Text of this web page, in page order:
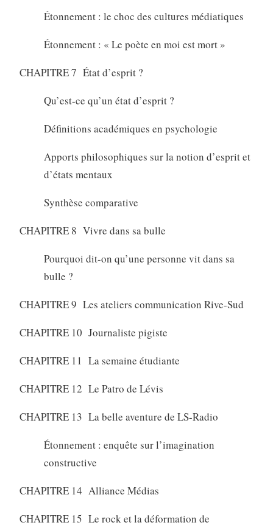
Étonnement : le choc des cultures médiatiques
Étonnement : « Le poète en moi est mort »
CHAPITRE 7 État d’esprit ?
Qu’est-ce qu’un état d’esprit ?
Définitions académiques en psychologie
Apports philosophiques sur la notion d’esprit et
d’états mentaux
Synthèse comparative
CHAPITRE 8 Vivre dans sa bulle
Pourquoi dit-on qu’une personne vit dans sa
bulle ?
CHAPITRE 9 Les ateliers communication Rive-Sud
CHAPITRE 10 Journaliste pigiste
CHAPITRE 11 La semaine étudiante
CHAPITRE 12 Le Patro de Lévis
CHAPITRE 13 La belle aventure de LS-Radio
Étonnement : enquête sur l’imagination
constructive
CHAPITRE 14 Alliance Médias
CHAPITRE 15 Le rock et la déformation de